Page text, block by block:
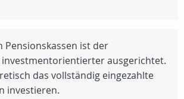
Pensionskassen ist der
investmentorientierter ausgerichtet.
das vollständig eingezahlte
investieren.